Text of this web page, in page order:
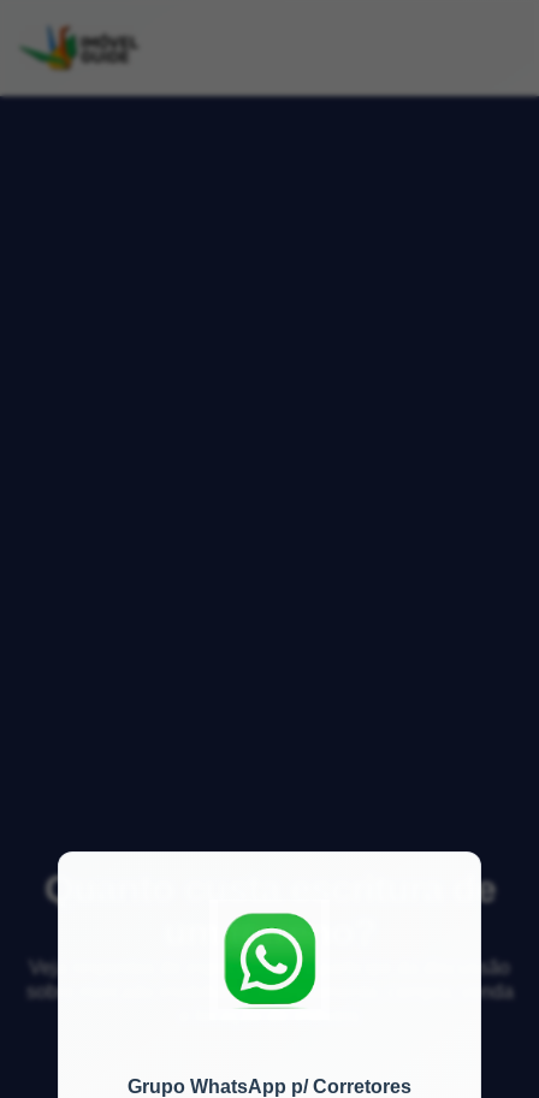
Grupo WhatsApp p/ Corretores
Quanto custa escritura de
um terreno?
Veja respostas de especialistas e participe da discussão
sobre mercado imobiliário, financiamento, compra, venda
e locação de imóveis